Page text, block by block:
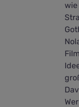
wie